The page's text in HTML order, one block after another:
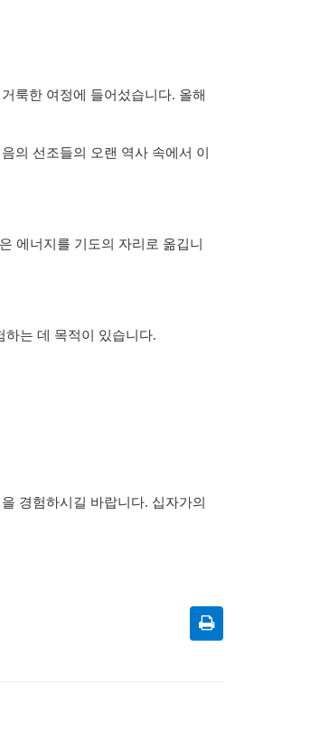
거룩한 여정에 들어섰습니다. 올해
의 선조들의 오랜 역사 속에서 이
에너지를 기도의 자리로 옮깁니
하는 데 목적이 있습니다.
경험하시길 바랍니다. 십자가의